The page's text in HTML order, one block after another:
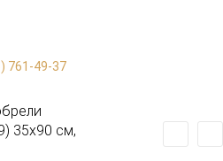
761-49-37
35x90 см,